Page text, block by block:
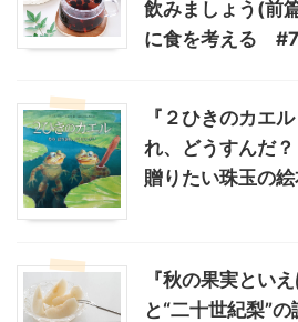
飲みましょう(前
に食を考える
『２ひきのカエ
れ、どうすんだ
贈りたい珠玉の
『秋の果実とい
と“二十世紀梨”の